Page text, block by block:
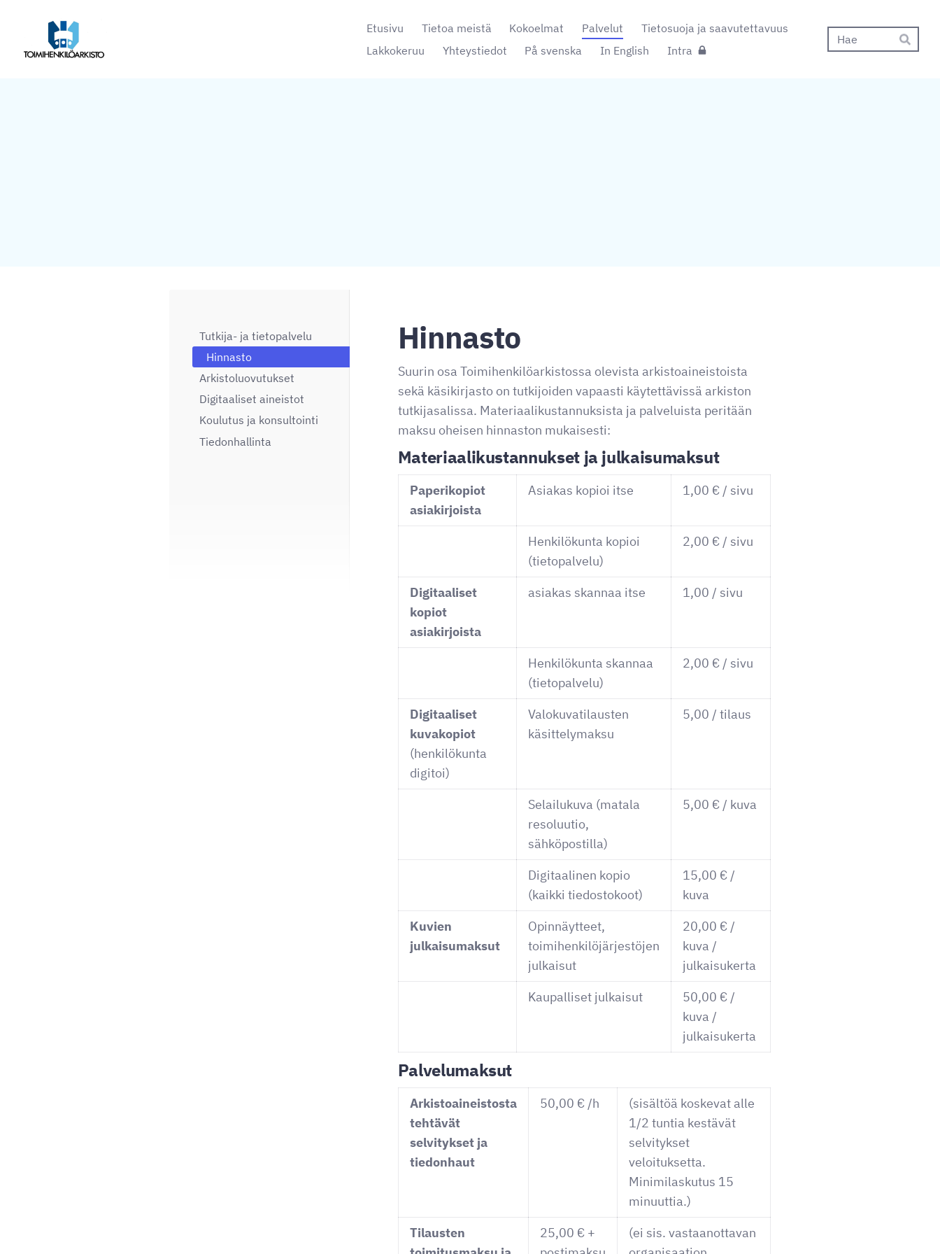
sisältöön
Toimihenkilöarkisto
Etusivu Tietoa meistä Kokoelmat Palvelut
Tietosuoja ja saavutettavuus
Lakkokeruu
Yhteystiedot På svenska In English Intra Hae
Tutkija- ja tietopalvelu
Hinnasto
Arkistoluovutukset
Digitaaliset aineistot
Koulutus ja konsultointi
Tiedonhallinta
Hinnasto
Suurin osa Toimihenkilöarkistossa olevista arkistoaineistoista
sekä käsikirjasto on tutkijoiden vapaasti käytettävissä arkiston
tutkijasalissa. Materiaalikustannuksista ja palveluista peritään
maksu oheisen hinnaston mukaisesti:
Materiaalikustannukset ja julkaisumaksut
Paperikopiot
asiakirjoista
Asiakas kopioi itse 1,00 € / sivu
Henkilökunta kopioi
(tietopalvelu)
2,00 € / sivu
Digitaaliset
kopiot
asiakirjoista
asiakas skannaa itse 1,00 / sivu
Henkilökunta skannaa
(tietopalvelu)
2,00 € / sivu
Digitaaliset
kuvakopiot
(henkilökunta
digitoi)
Valokuvatilausten
käsittelymaksu
5,00 / tilaus
Selailukuva (matala
resoluutio,
sähköpostilla)
5,00 € / kuva
Digitaalinen kopio
(kaikki tiedostokoot)
15,00 € /
kuva
Kuvien
julkaisumaksut
Opinnäytteet,
toimihenkilöjärjestöjen
julkaisut
20,00 € /
kuva /
julkaisukerta
Kaupalliset julkaisut
50,00 € /
kuva /
julkaisukerta
Palvelumaksut
Arkistoaineistosta
tehtävät
selvitykset ja
tiedonhaut
50,00 € /h
(sisältöä koskevat alle
1/2 tuntia kestävät
selvitykset
veloituksetta.
Minimilaskutus 15
minuuttia.)
Tilausten
25,00 € +
(ei sis. vastaanottavan